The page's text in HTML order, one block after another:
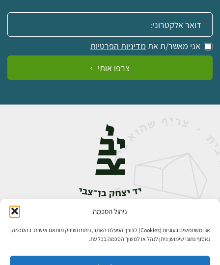
ניהול הסכמה
אנו משתמשים בעוגיות (Cookies) לצורך הפעלת האתר, ניתוח ושיווק מותאם אישית. בהסכמה,
נאסוף נתוני שימוש; ניתן לנהל או למשוך הסכמה בכל עת.
אימייל:
אני מאשר/ת את מדיניות הפרטיות
צרפו אותי
אבן גבירול 14, רחביה, ירושלים